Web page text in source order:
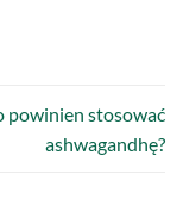
powinien stosować
ashwagandhę?